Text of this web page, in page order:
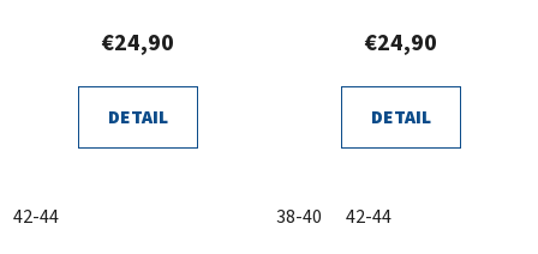
€24,90
DETAIL
42-44
€24,90
DETAIL
38-40 42-44